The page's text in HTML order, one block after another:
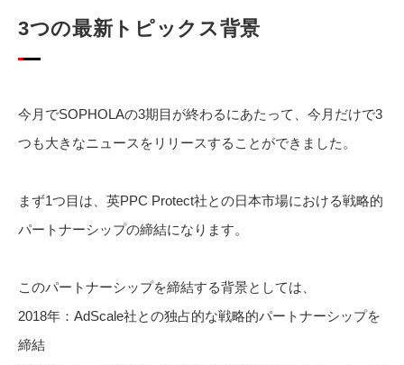
3つの最新トピックス背景
今月でSOPHOLAの3期目が終わるにあたって、今月だけで3
つも大きなニュースをリリースすることができました。
まず1つ目は、英PPC Protect社との日本市場における戦略的
パートナーシップの締結になります。
このパートナーシップを締結する背景としては、
2018年：AdScale社との独占的な戦略的パートナーシップを
締結